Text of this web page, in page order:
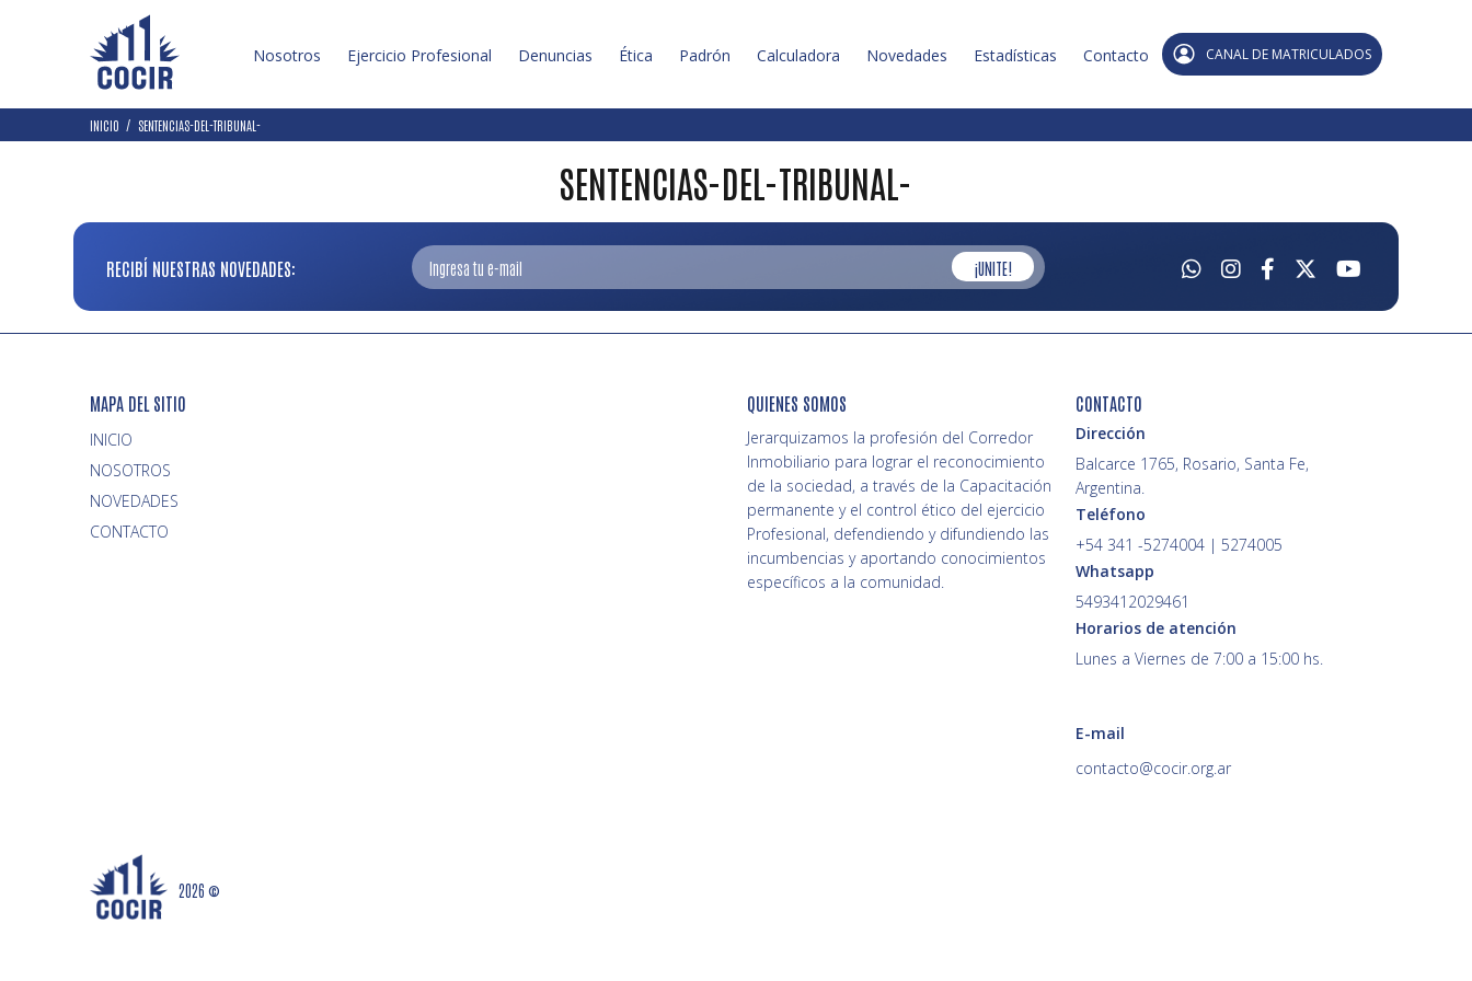
Nosotros Ejercicio Profesional Denuncias Ética Padrón Calculadora Novedades Estadísticas Contacto CANAL DE MATRICULADOS
INICIO SENTENCIAS-DEL-TRIBUNAL-
SENTENCIAS-DEL-TRIBUNAL-
RECIBÍ NUESTRAS NOVEDADES: ¡UNITE!
MAPA DEL SITIO
INICIO
NOVEDADES
CONTACTO
QUIENES SOMOS
Jerarquizamos la profesión del Corredor
Inmobiliario para lograr el reconocimiento
de la sociedad, a través de la Capacitación
permanente y el control ético del ejercicio
Profesional, defendiendo y difundiendo las
incumbencias y aportando conocimientos
específicos a la comunidad.
CONTACTO
Dirección
Balcarce 1765, Rosario, Santa Fe,
Argentina.
Teléfono
+54 341 -5274004 | 5274005
Whatsapp
5493412029461
Horarios de atención
Lunes a Viernes de 7:00 a 15:00 hs.
E-mail
contacto@cocir.org.ar
2026 ©